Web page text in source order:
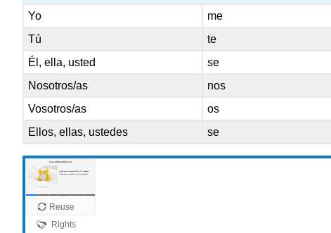
Yo
me
Tú
te
Él, ella, usted
se
Nosotros/as
nos
Vosotros/as
os
Ellos, ellas, ustedes
se